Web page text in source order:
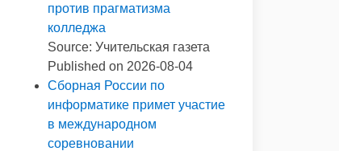
против прагматизма
колледжа
Source: Учительская газета
Published on 2026-08-04
Сборная России по
информатике примет участие
в международном
соревновании